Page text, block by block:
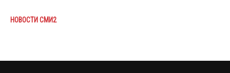
НОВОСТИ СМИ2